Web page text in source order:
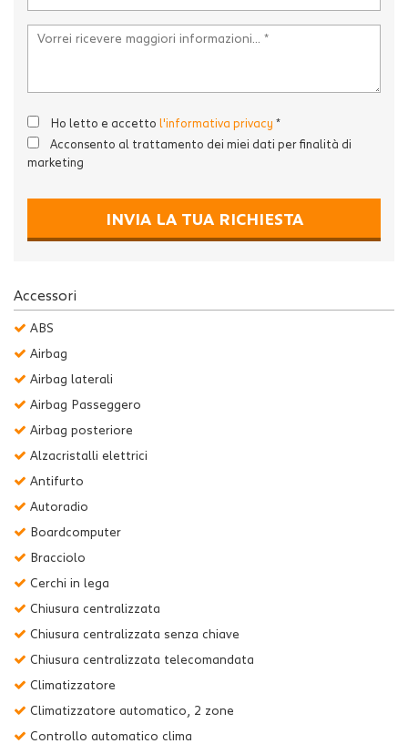
Ho letto e accetto l'informativa privacy *
Acconsento al trattamento dei miei dati per finalità di
marketing
INVIA LA TUA RICHIESTA
Accessori
ABS
Airbag
Airbag laterali
Airbag Passeggero
Airbag posteriore
Alzacristalli elettrici
Antifurto
Autoradio
Boardcomputer
Bracciolo
Cerchi in lega
Chiusura centralizzata
Chiusura centralizzata senza chiave
Chiusura centralizzata telecomandata
Climatizzatore
Climatizzatore automatico, 2 zone
Controllo automatico clima